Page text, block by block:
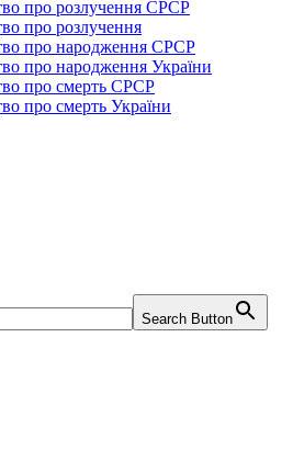
про розлучення СРСР
про розлучення
про народження СРСР
про народження України
про смерть СРСР
про смерть України
Search Button